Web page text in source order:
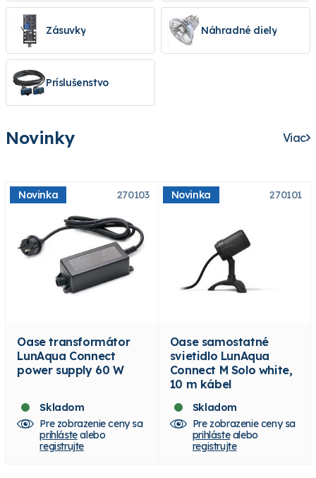
Zásuvky Náhradné diely
Príslušenstvo
Novinky Viac
Novinka 270103
Oase transformátor
LunAqua Connect
power supply 60 W
Skladom
Pre zobrazenie ceny sa
prihlástealebo
registrujte
Novinka 270101
Oase samostatné
svietidlo LunAqua
Connect M Solo white,
10 m kábel
Skladom
Pre zobrazenie ceny sa
prihlástealebo
registrujte